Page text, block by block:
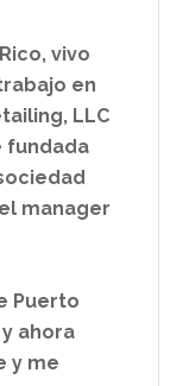
vivo
en
LLC
fundada
manager
Puerto
ahora
y me